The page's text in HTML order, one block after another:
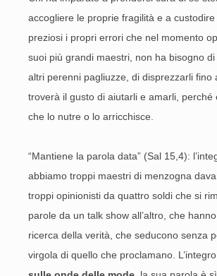
accogliere le proprie fragilità e a
preziosi i propri errori che nel momento
suoi più grandi maestri, non ha bisogno
altri perenni pagliuzze, di disprezzarli fino
troverà il gusto di aiutarli e amarli, perché
che lo nutre o lo arricchisce.
“Mantiene la parola data” (Sal 15,4):
abbiamo troppi maestri di menzogna
troppi opinionisti da quattro soldi che si
parole da un talk show all’altro, che
ricerca della verità, che seducono senza
virgola di quello che proclamano. L’integro